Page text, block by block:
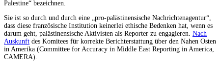
Palestine“ bezeichnen.
Sie ist so durch und durch eine „pro-palästinensische Nachrichtenagentur“,
dass diese französische Institution keinerlei ethische Bedenken hat, wenn es
darum geht, palästinensische Aktivisten als Reporter zu engagieren. Nach
Auskunft des Komitees für korrekte Berichterstattung über den Nahen Osten
in Amerika (Committee for Accuracy in Middle East Reporting in America,
CAMERA):